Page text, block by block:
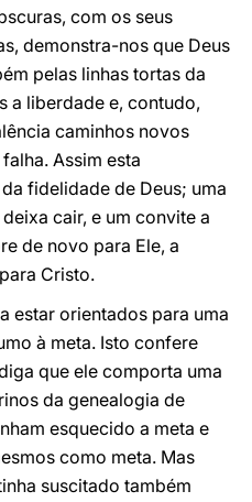
com os seus
demonstra-nos que Deus
pelas linhas tortas da
a liberdade e, contudo,
caminhos novos
Assim esta
fidelidade de Deus; uma
cair, e um convite a
de novo para Ele, a
Cristo.
estar orientados para uma
à meta. Isto confere
que ele comporta uma
da genealogia de
esquecido a meta e
como meta. Mas
suscitado também